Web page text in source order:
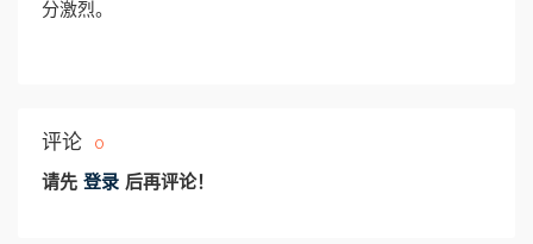
分激烈。
评论 0
请先 登录 后再评论！